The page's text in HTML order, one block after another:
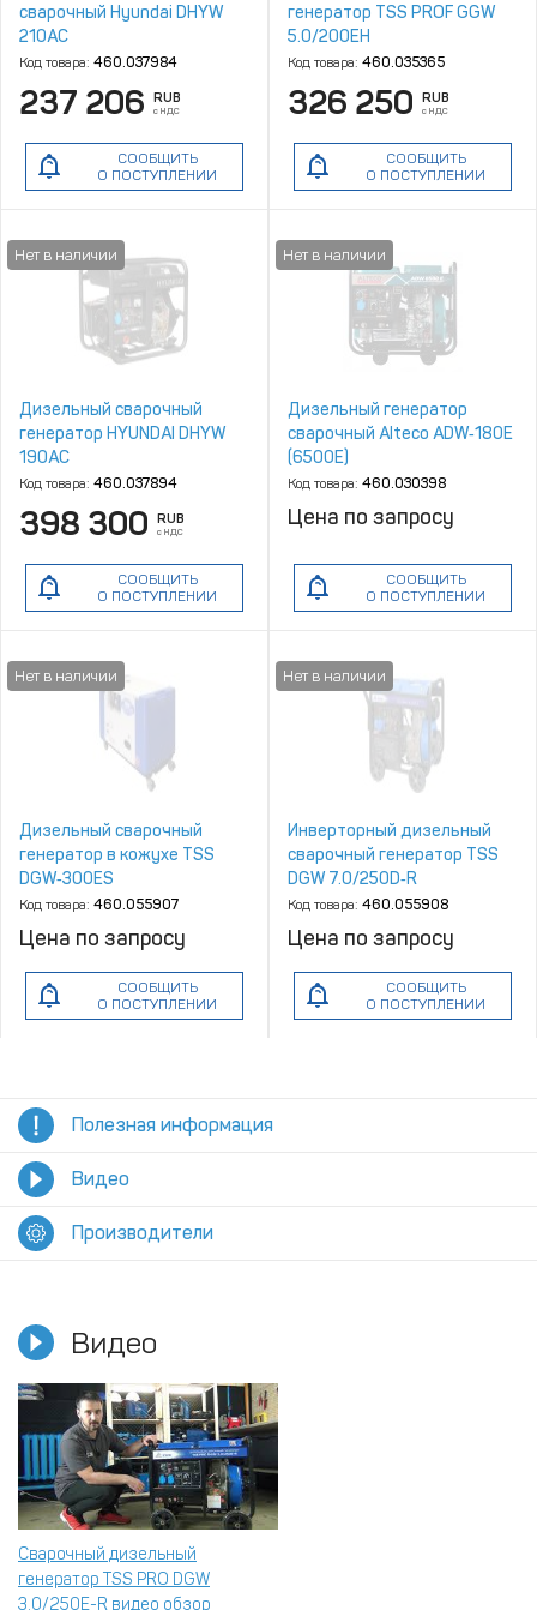
сварочный Hyundai DHYW
210AC
Код товара: 460.037984
237 206 RUB
с НДС
СООБЩИТЬ
О ПОСТУПЛЕНИИ
генератор TSS PROF GGW
5.0/200EH
(MMA/TIG/Cellulose)
Код товара: 460.035365
326 250 RUB
с НДС
СООБЩИТЬ
О ПОСТУПЛЕНИИ
Дизельный сварочный
генератор HYUNDAI DHYW
190AC
Код товара: 460.037894
398 300 RUB
с НДС
СООБЩИТЬ
О ПОСТУПЛЕНИИ
Дизельный генератор
сварочный Alteco ADW‑180E
(6500Е)
Код товара: 460.030398
Цена по запросу
СООБЩИТЬ
О ПОСТУПЛЕНИИ
Дизельный сварочный
генератор в кожухе TSS
DGW‑300ES
Код товара: 460.055907
Цена по запросу
СООБЩИТЬ
О ПОСТУПЛЕНИИ
Инверторный дизельный
сварочный генератор TSS
DGW 7.0/250D‑R
Код товара: 460.055908
Цена по запросу
СООБЩИТЬ
О ПОСТУПЛЕНИИ
Полезная информация
Видео
Производители
Видео
Сварочный дизельный
генератор TSS PRO DGW
3.0/250E-R видео обзор